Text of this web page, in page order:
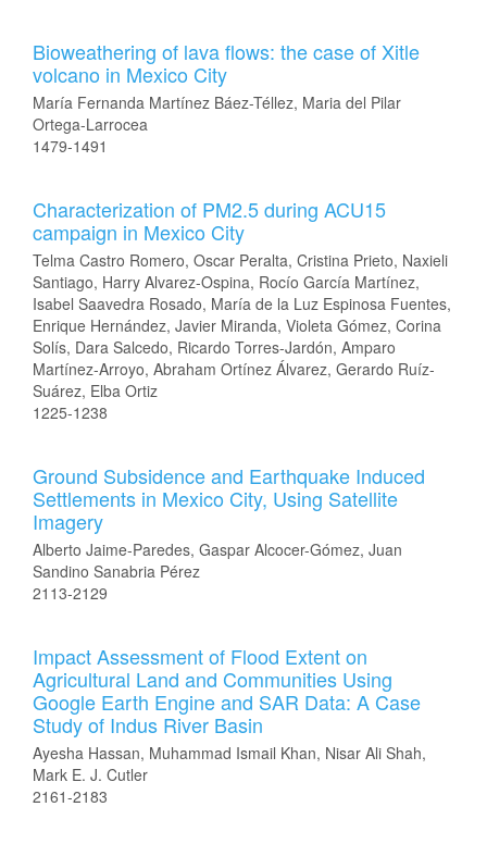
Bioweathering of lava flows: the case of Xitle
volcano in Mexico City
María Fernanda Martínez Báez-Téllez, Maria del Pilar
Ortega-Larrocea
1479-1491
Characterization of PM2.5 during ACU15
campaign in Mexico City
Telma Castro Romero, Oscar Peralta, Cristina Prieto, Naxieli
Santiago, Harry Alvarez-Ospina, Rocío García Martínez,
Isabel Saavedra Rosado, María de la Luz Espinosa Fuentes,
Enrique Hernández, Javier Miranda, Violeta Gómez, Corina
Solís, Dara Salcedo, Ricardo Torres-Jardón, Amparo
Martínez-Arroyo, Abraham Ortínez Álvarez, Gerardo Ruíz-
Suárez, Elba Ortiz
1225-1238
Ground Subsidence and Earthquake Induced
Settlements in Mexico City, Using Satellite
Imagery
Alberto Jaime-Paredes, Gaspar Alcocer-Gómez, Juan
Sandino Sanabria Pérez
2113-2129
Impact Assessment of Flood Extent on
Agricultural Land and Communities Using
Google Earth Engine and SAR Data: A Case
Study of Indus River Basin
Ayesha Hassan, Muhammad Ismail Khan, Nisar Ali Shah,
Mark E. J. Cutler
2161-2183